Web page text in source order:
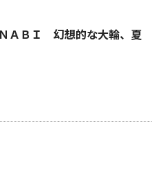
ＡＢＩ 幻想的な大輪、夏